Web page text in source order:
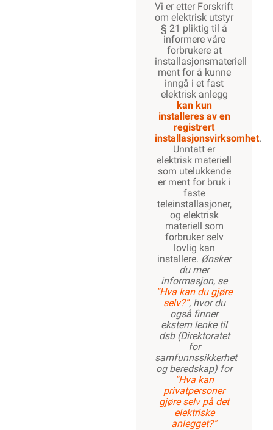
Vi er etter Forskrift
om elektrisk utstyr
§ 21 pliktig til å
informere våre
forbrukere at
installasjonsmateriell
ment for å kunne
inngå i et fast
elektrisk anlegg
kan kun
installeres av en
registrert
installasjonsvirksomhet.
Unntatt er
elektrisk materiell
som utelukkende
er ment for bruk i
faste
teleinstallasjoner,
og elektrisk
materiell som
forbruker selv
lovlig kan
installere. Ønsker
du mer
informasjon, se
”Hva kan du gjøre
selv?”, hvor du
også finner
ekstern lenke til
dsb (Direktoratet
for
samfunnssikkerhet
og beredskap) for
“Hva kan
privatpersoner
gjøre selv på det
elektriske
anlegget?”